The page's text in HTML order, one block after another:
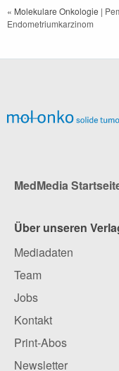
« Molekulare Onkologie |
Endometriumkarzinom
MedMedia
Über unseren
Mediadaten
Team
Jobs
Kontakt
Print-Abos
Newsletter